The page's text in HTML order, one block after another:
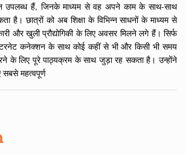
उपलब्ध हैं, जिनके माध्यम से वह अपने काम के साथ-साथ
है। छात्रों को अब शिक्षा के विभिन्न साधनों के माध्यम से
और खुली प्रौद्योगिकी के लिए अवसर मिलने लगे हैं। सिर्फ
कनेक्शन के साथ कोई कहीं से भी और किसी भी समय
के लिए पूरे पाठ्यक्रम के साथ जुड़ा रह सकता है। उन्होंने
सबसे महत्वपूर्ण